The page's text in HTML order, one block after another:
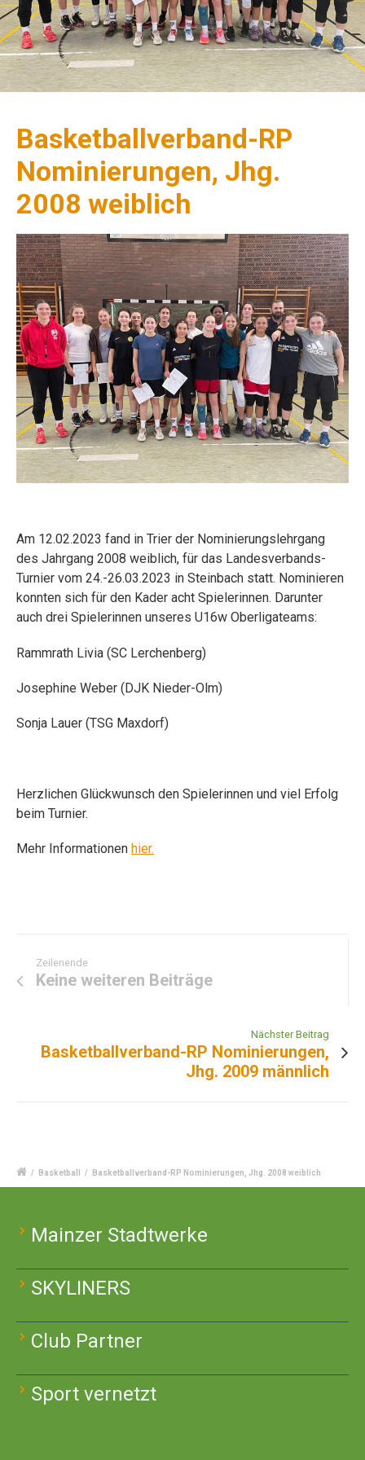
Basketballverband-RP
Nominierungen, Jhg.
2008 weiblich
Am 12.02.2023 fand in Trier der Nominierungslehrgang
des Jahrgang 2008 weiblich, für das Landesverbands-
Turnier vom 24.-26.03.2023 in Steinbach statt. Nominieren
konnten sich für den Kader acht Spielerinnen. Darunter
auch drei Spielerinnen unseres U16w Oberligateams:
Rammrath Livia (SC Lerchenberg)
Josephine Weber (DJK Nieder-Olm)
Sonja Lauer (TSG Maxdorf)
Herzlichen Glückwunsch den Spielerinnen und viel Erfolg
beim Turnier.
Mehr Informationen hier.
Zeilenende
Keine weiteren Beiträge
Nächster Beitrag
Basketballverband-RP Nominierungen,
Jhg. 2009 männlich
/ Basketball / Basketballverband-RP Nominierungen, Jhg. 2008 weiblich
Mainzer Stadtwerke
SKYLINERS
Club Partner
Sport vernetzt